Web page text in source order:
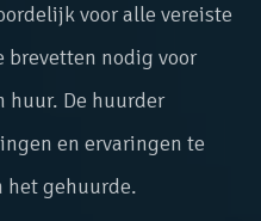
voor alle vereiste
brevetten nodig voor
huur. De huurder
en ervaringen te
het gehuurde.